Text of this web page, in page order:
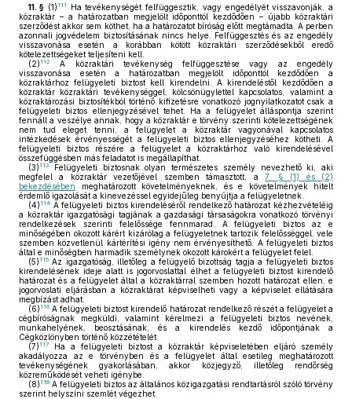
11. § (1) 111
Ha tevékenységét felfüggesztik, vagy engedélyét visszavonják, a
közraktár – a határozatban megjelölt időponttól kezdődően – újabb közraktári
szerződést akkor sem köthet, ha a határozatot bíróság előtt megtámadta. A perben
azonnali jogvédelem biztosításának nincs helye. Felfüggesztés és az engedély
visszavonása esetén a korábban kötött közraktári szerződésekből eredő
kötelezettségeket teljesíteni kell.
(2) 112
A közraktári tevékenység felfüggesztése vagy az engedély
visszavonása esetén a határozatban megjelölt időponttól kezdődően a
közraktárhoz felügyeleti biztost kell kirendelni. A kirendeléstől kezdődően a
közraktár közraktári tevékenységgel, kölcsönügylettel kapcsolatos, valamint a
közraktározási biztosítékból történő kifizetésre vonatkozó jognyilatkozatot csak a
felügyeleti biztos ellenjegyzésével tehet. Ha a felügyelet álláspontja szerint
fennáll a veszélye annak, hogy a közraktár e törvény szerinti kötelezettségének
nem tud eleget tenni, a felügyelet a közraktár vagyonával kapcsolatos
intézkedések érvényességét a felügyeleti biztos ellenjegyzéséhez kötheti. A
felügyeleti biztos részére a felügyelet a közraktárhoz való kirendelésével
összefüggésben más feladatot is megállapíthat.
(3) 113
Felügyeleti biztosnak olyan természetes személy nevezhető ki, aki
megfelel a közraktár vezetőjével szemben támasztott, a7. § (1) és (2)
bekezdésében meghatározott követelményeknek, és e követelmények hitelt
érdemlő igazolását a kinevezéssel egyidejűleg benyújtja a felügyeletnek.
(4) 114 A felügyeleti biztos kirendeléséről rendelkező határozat kézhezvételéig
a közraktár igazgatósági tagjának a gazdasági társaságokra vonatkozó törvényi
rendelkezések szerinti felelőssége fennmarad. A felügyeleti biztos az e
minőségében okozott kárért kizárólag a felügyeletnek tartozik felelősséggel, vele
szemben közvetlenül kártérítési igény nem érvényesíthető. A felügyeleti biztos
által e minőségben harmadik személynek okozott károkért a felügyelet felel.
(5) 115 Az igazgatóság, illetőleg a felügyelő bizottság tagja a felügyeleti biztos
kirendelésének ideje alatt is jogorvoslattal élhet a felügyeleti biztost kirendelő
határozat és a felügyelet által a közraktárral szemben hozott határozat ellen, e
jogorvoslati eljárásban a közraktárat képviselheti vagy a képviselet ellátására
megbízást adhat.
(6) 116 A felügyeleti biztost kirendelő határozat rendelkező részét a felügyelet a
cégbíróságnak megküldi, valamint kérelmezi a felügyeleti biztos nevének,
munkahelyének, beosztásának, és a kirendelés kezdő időpontjának a
Cégközlönyben történő közzétételét.
(7) 117
Ha a felügyeleti biztost a közraktár képviseletében eljáró személy
akadályozza az e törvényben és a felügyelet által esetileg meghatározott
tevékenységének gyakorlásában, akkor közjegyző, illetőleg rendőrség
közreműködését veheti igénybe.
(8) 118 A felügyeleti biztos az általános közigazgatási rendtartásról szóló törvény
szerint helyszíni szemlét végezhet.